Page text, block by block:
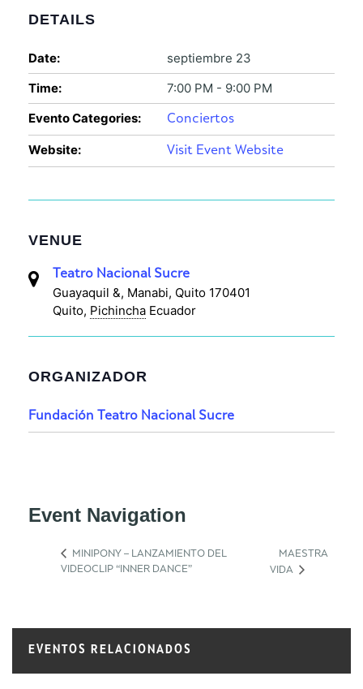
DETAILS
Date:
septiembre 23
Time:
7:00 PM - 9:00 PM
Evento Categories:
Conciertos
Website: Visit Event Website
VENUE
Teatro Nacional Sucre
Guayaquil &, Manabi, Quito 170401
Quito, Pichincha Ecuador
ORGANIZADOR
Fundación Teatro Nacional Sucre
Event Navigation
MINIPONY – LANZAMIENTO DEL
VIDEOCLIP “INNER DANCE”
MAESTRA
VIDA
EVENTOS RELACIONADOS